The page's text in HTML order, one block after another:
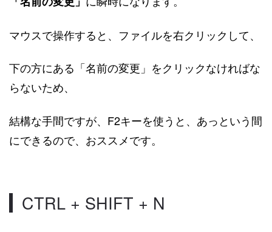
マウスで操作すると、ファイルを右クリックして、
下の方にある「名前の変更」をクリックなければな
らないため、
結構な手間ですが、F2キーを使うと、あっという間
にできるので、おススメです。
CTRL + SHIFT + N